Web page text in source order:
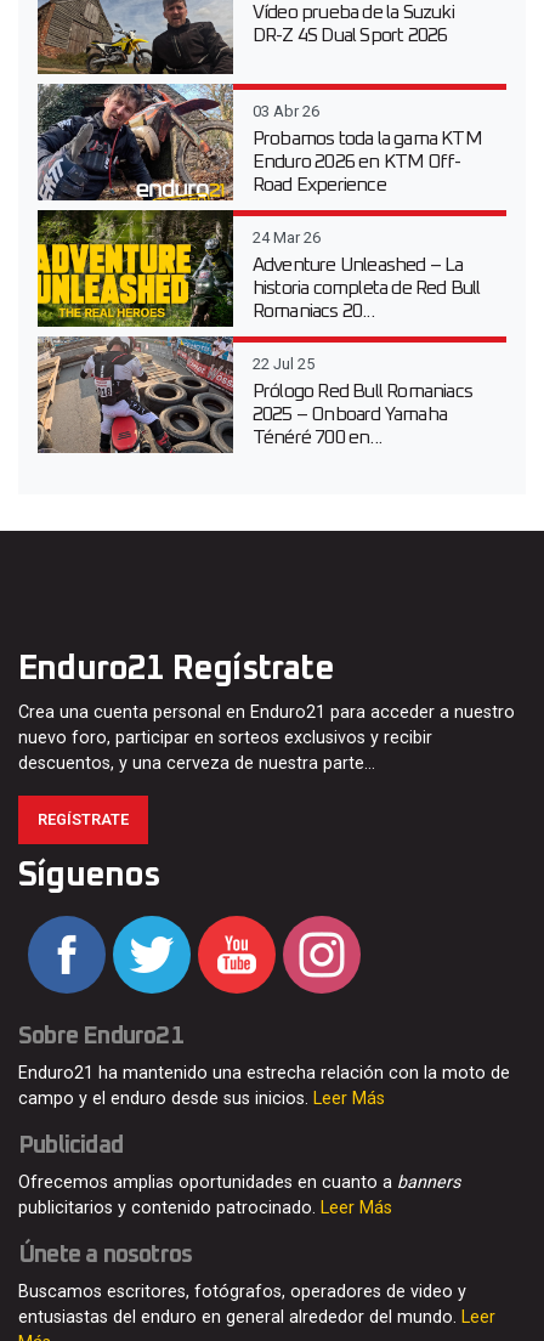
Vídeo prueba de la Suzuki
DR-Z 4S Dual Sport 2026
03 Abr 26
Probamos toda la gama KTM
Enduro 2026 en KTM Off-
Road Experience
24 Mar 26
Adventure Unleashed – La
historia completa de Red Bull
Romaniacs 20...
22 Jul 25
Prólogo Red Bull Romaniacs
2025 – Onboard Yamaha
Ténéré 700 en...
Enduro21 Regístrate
Crea una cuenta personal en Enduro21 para acceder a nuestro
nuevo foro, participar en sorteos exclusivos y recibir
descuentos, y una cerveza de nuestra parte…
REGÍSTRATE
Síguenos
Sobre Enduro21
Enduro21 ha mantenido una estrecha relación con la moto de
campo y el enduro desde sus inicios. Leer Más
Publicidad
Ofrecemos amplias oportunidades en cuanto a banners
publicitarios y contenido patrocinado. Leer Más
Únete a nosotros
Buscamos escritores, fotógrafos, operadores de video y
entusiastas del enduro en general alrededor del mundo. Leer